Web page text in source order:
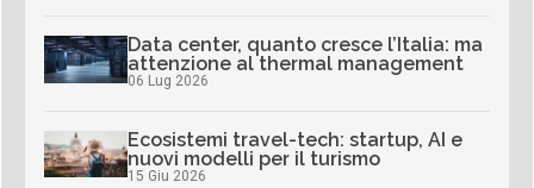
Data center, quanto cresce l’Italia: ma
attenzione al thermal management
06 Lug 2026
Ecosistemi travel-tech: startup, AI e
nuovi modelli per il turismo
15 Giu 2026